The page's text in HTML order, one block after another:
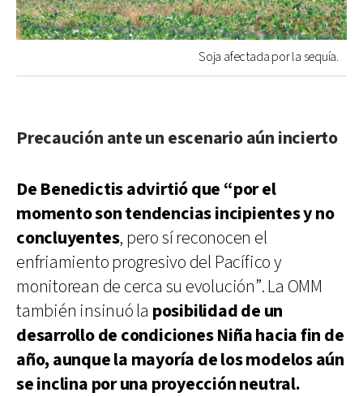
Soja afectada por la sequía.
Precaución ante un escenario aún incierto
De Benedictis advirtió que “por el
momento son tendencias incipientes y no
concluyentes, pero sí reconocen el
enfriamiento progresivo del Pacífico y
monitorean de cerca su evolución”. La OMM
también insinuó la posibilidad de un
desarrollo de condiciones Niña hacia fin de
año, aunque la mayoría de los modelos aún
se inclina por una proyección neutral.